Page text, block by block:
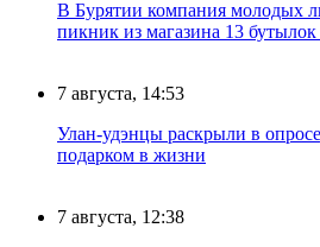
В Бурятии компания молодых
пикник из магазина 13
7 августа, 14:53
Улан-удэнцы раскрыли в
подарком в жизни
7 августа, 12:38